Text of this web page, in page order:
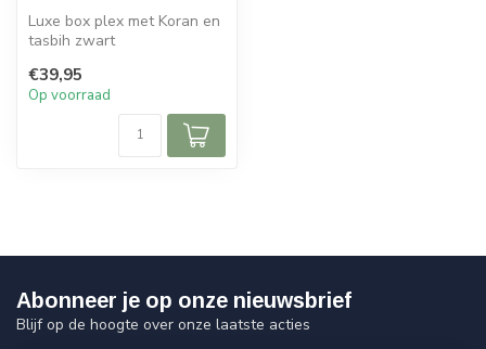
Luxe box plex met Koran en
tasbih zwart
Afmeting box : 23x25 cm
(lxb)
€39,95
Op voorraad
Abonneer je op onze nieuwsbrief
Blijf op de hoogte over onze laatste acties